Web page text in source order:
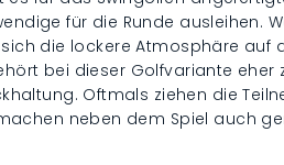
für die Runde ausleihen.
die lockere Atmosphäre auf
bei dieser Golfvariante eher
Oftmals ziehen die
neben dem Spiel auch